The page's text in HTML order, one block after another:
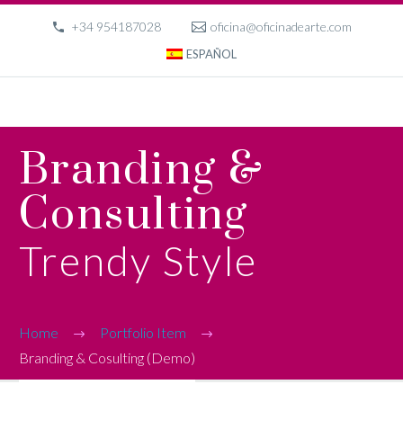
+34 954187028 oficina@oficinadearte.com
ESPAÑOL
Branding &
Consulting
Trendy Style
Home
Portfolio Item
Branding & Cosulting (Demo)